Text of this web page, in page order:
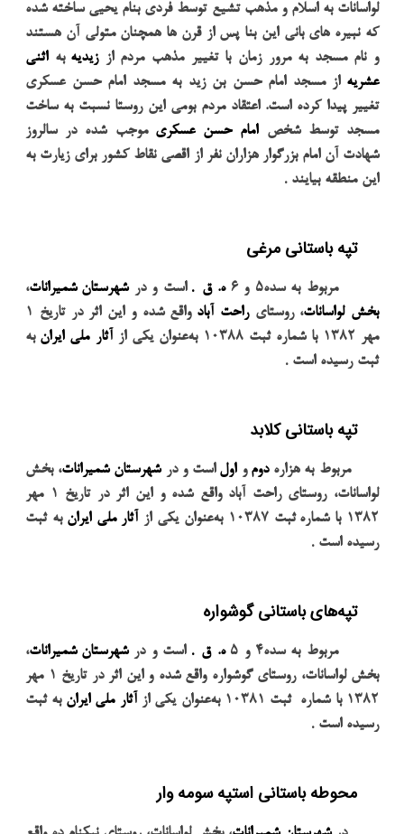
لواسانات به اسلام و مذهب تشیع توسط فردی بنام یحیی ساخته شده
که نبیره های بانی این بنا پس از قرن ها همچنان متولی آن هستند
و نام مسجد به مرور زمان با تغییر مذهب مردم اززیدیه بهاثنی
عشریه از مسجد امام حسن بن زید به مسجد امام حسن عسکری
تغییر پیدا کرده است. اعتقاد مردم بومی این روستا نسبت به ساخت
مسجد توسط شخصامام حسن عسکری موجب شده در سالروز
شهادت آن امام بزرگوار هزاران نفر از اقصی نقاط کشور برای زیارت به
این منطقه بیایند .
تپه باستانی مرغی
مربوط به سده۵ و۶ ه. ق . است و درشهرستان شمیرانات،
بخش لواسانات، روستایراحت آباد واقع شده و این اثر در تاریخ ۱
مهر ۱۳۸۲ با شماره ثبت ۱۰۳۸۸ به‌عنوان یکی ازآثار ملی ایران به
ثبت رسیده است .
تپه باستانی کلابد
مربوط به هزارهدوم واول است و درشهرستان شمیرانات، بخش
لواسانات، روستای راحت آباد واقع شده و این اثر در تاریخ ۱ مهر
۱۳۸۲ با شماره ثبت۱۰۳۸۷ به‌عنوان یکی از آثار ملی ایران به ثبت
رسیده است .
تپه‌های باستانی گوشواره
مربوط به سده۴ و ۵ ه. ق . است و درشهرستان شمیرانات،
بخش لواسانات، روستای گوشواره واقع شده و این اثر در تاریخ ۱ مهر
۱۳۸۲ با شماره ثبت ۱۰۳۸۱ به‌عنوان یکی ازآثار ملی ایران به ثبت
رسیده است .
محوطه باستانی استپه سومه وار